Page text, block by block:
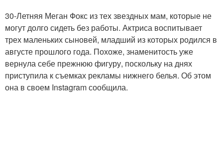
30-Летняя Меган Фокс из тех звездных мам, которые не
могут долго сидеть без работы. Актриса воспитывает
трех маленьких сыновей, младший из которых родился в
августе прошлого года. Похоже, знаменитость уже
вернула себе прежнюю фигуру, поскольку на днях
приступила к съемках рекламы нижнего белья. Об этом
она в своем Instagram сообщила.